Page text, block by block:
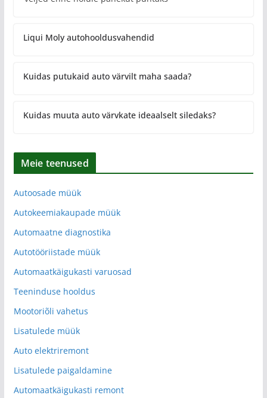
Liqui Moly autohooldusvahendid
Kuidas putukaid auto värvilt maha saada?
Kuidas muuta auto värvkate ideaalselt siledaks?
Meie teenused
Autoosade müük
Autokeemiakaupade müük
Automaatne diagnostika
Autotööriistade müük
Automaatkäigukasti varuosad
Teeninduse hooldus
Mootoriõli vahetus
Lisatulede müük
Auto elektriremont
Lisatulede paigaldamine
Automaatkäigukasti remont